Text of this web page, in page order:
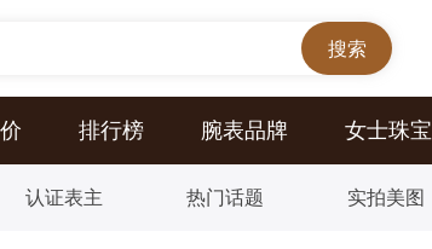
排行榜 腕表品牌 女士珠宝
认证表主 热门话题 实拍美图